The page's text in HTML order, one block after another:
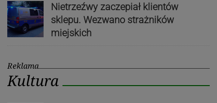
Nietrzeźwy zaczepiał klientów
sklepu. Wezwano strażników
miejskich
Reklama
Kultura